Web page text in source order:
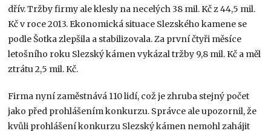
dřív. Tržby firmy ale klesly na necelých 38 mil. Kč z 44,5 mil.
Kč v roce 2013. Ekonomická situace Slezského kamene se
podle Šotka zlepšila a stabilizovala. Za první čtyři měsíce
letošního roku Slezský kámen vykázal tržby 9,8 mil. Kč a měl
ztrátu 2,5 mil. Kč.
Firma nyní zaměstnává 110 lidí, což je zhruba stejný počet
jako před prohlášením konkurzu. Správce ale upozornil, že
kvůli prohlášení konkurzu Slezský kámen nemohl zahájit